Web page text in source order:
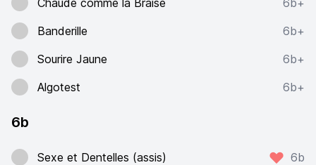
Chaude comme la Braise
6b+
Banderille
6b+
Sourire Jaune
6b+
Algotest
6b+
6b
Sexe et Dentelles (assis)
6b